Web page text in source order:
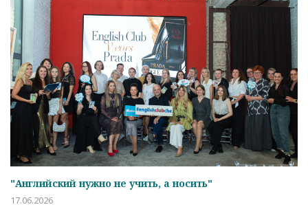
"Английский нужно не учить, а носить"
17.06.2026